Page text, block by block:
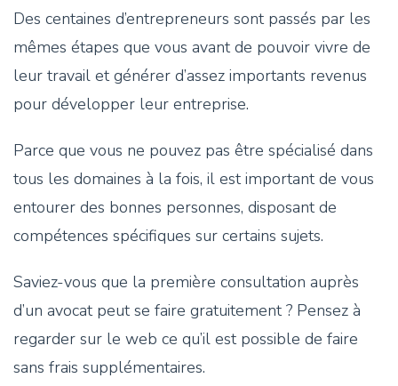
Des centaines d’entrepreneurs sont passés par les
mêmes étapes que vous avant de pouvoir vivre de
leur travail et générer d’assez importants revenus
pour développer leur entreprise.
Parce que vous ne pouvez pas être spécialisé dans
tous les domaines à la fois, il est important de vous
entourer des bonnes personnes, disposant de
compétences spécifiques sur certains sujets.
Saviez-vous que la première consultation auprès
d’un avocat peut se faire gratuitement ? Pensez à
regarder sur le web ce qu’il est possible de faire
sans frais supplémentaires.